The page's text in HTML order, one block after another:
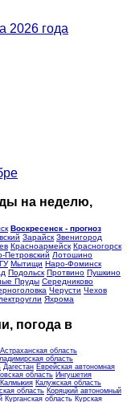
2026 года
на неделю,
Воскресенск - прогноз
Зарайск Звенигород
Красноармейск Красногорск
Петровский Лотошино
Мытищи Наро-Фоминск
Подольск Протвино Пушкино
Пруды Середниково
Черусти Чехов
Яхрома
погода в
Астраханская область
область
Дагестан Еврейская автономная
область Ингушетия
Калмыкия Калужская область
область Коряцкий автономный
Курганская область Курская